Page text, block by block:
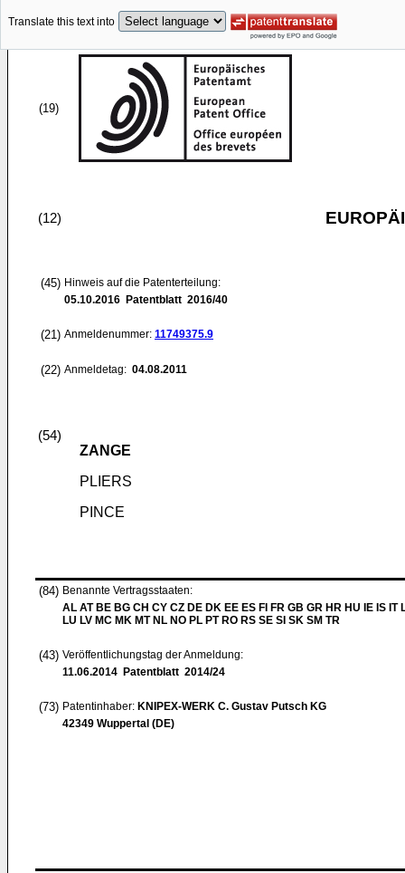
Translate this text into
(19)
(12)
(45) Hinweis auf die Patenterteilung:
05.10.2016 Patentblatt 2016/40
(21) Anmeldenummer: 11749375.9
(22) Anmeldetag: 04.08.2011
(54)
ZANGE
PLIERS
PINCE
(84) Benannte Vertragsstaaten:
AL AT BE BG CH CY CZ DE DK EE ES FI FR GB GR HR HU IE IS IT
LU LV MC MK MT NL NO PL PT RO RS SE SI SK SM TR
(43) Veröffentlichungstag der Anmeldung:
11.06.2014 Patentblatt 2014/24
(73) Patentinhaber: KNIPEX-WERK C. Gustav Putsch KG
42349 Wuppertal (DE)